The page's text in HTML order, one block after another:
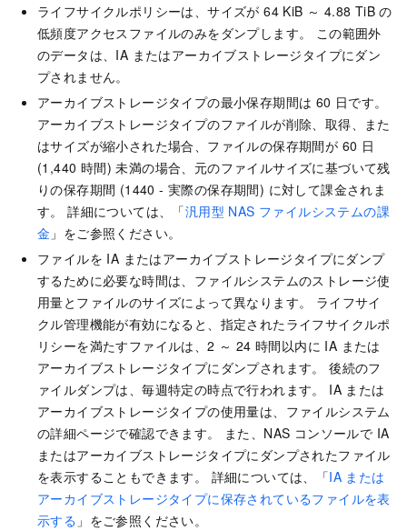
ライフサイクルポリシーは、サイズが 64 KiB ～ 4.88 TiB の
低頻度アクセスファイルのみをダンプします。 この範囲外
のデータは、IA またはアーカイブストレージタイプにダン
プされません。
アーカイブストレージタイプの最小保存期間は 60 日です。
アーカイブストレージタイプのファイルが削除、取得、また
はサイズが縮小された場合、ファイルの保存期間が 60 日
(1,440 時間) 未満の場合、元のファイルサイズに基づいて残
りの保存期間 (1440 - 実際の保存期間) に対して課金されま
す。 詳細については、「汎用型 NAS ファイルシステムの課
金 」をご参照ください。
ファイルを IA またはアーカイブストレージタイプにダンプ
するために必要な時間は、ファイルシステムのストレージ使
用量とファイルのサイズによって異なります。 ライフサイ
クル管理機能が有効になると、指定されたライフサイクルポ
リシーを満たすファイルは、2 ～ 24 時間以内に IA または
アーカイブストレージタイプにダンプされます。 後続のフ
ァイルダンプは、毎週特定の時点で行われます。 IA または
アーカイブストレージタイプの使用量は、ファイルシステム
の詳細ページで確認できます。 また、NAS コンソールで IA
またはアーカイブストレージタイプにダンプされたファイル
を表示することもできます。 詳細については、「IA または
アーカイブストレージタイプに保存されているファイルを表
示する 」をご参照ください。